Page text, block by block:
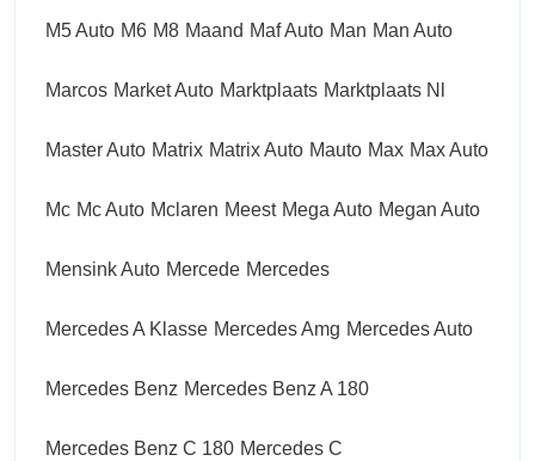
M5 Auto M6 M8 Maand Maf Auto Man Man Auto
Marcos Market Auto Marktplaats Marktplaats Nl
Master Auto Matrix Matrix Auto Mauto Max Max Auto
Mc Mc Auto Mclaren Meest Mega Auto Megan Auto
Mensink Auto Mercede Mercedes
Mercedes A Klasse Mercedes Amg Mercedes Auto
Mercedes Benz Mercedes Benz A 180
Mercedes Benz C 180 Mercedes C